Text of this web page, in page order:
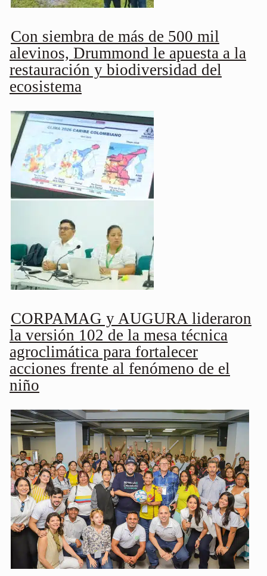
Con siembra de más de 500 mil
alevinos, Drummond le apuesta a la
restauración y biodiversidad del
ecosistema
CORPAMAG y AUGURA lideraron
la versión 102 de la mesa técnica
agroclimática para fortalecer
acciones frente al fenómeno de el
niño